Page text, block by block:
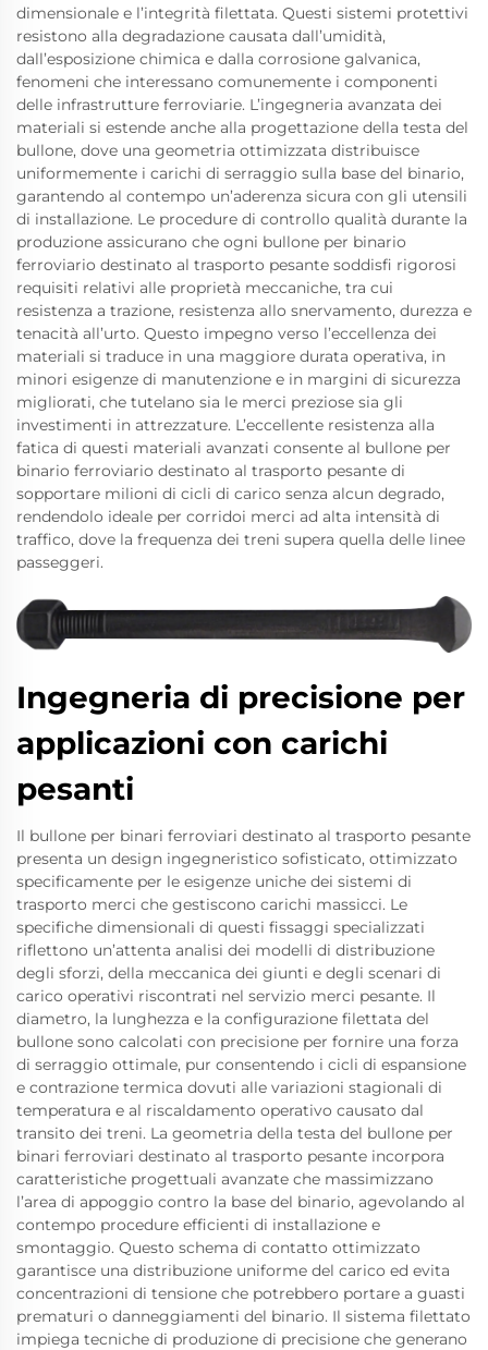
dimensionale e l’integrità filettata. Questi sistemi protettivi
resistono alla degradazione causata dall’umidità,
dall’esposizione chimica e dalla corrosione galvanica,
fenomeni che interessano comunemente i componenti
delle infrastrutture ferroviarie. L’ingegneria avanzata dei
materiali si estende anche alla progettazione della testa del
bullone, dove una geometria ottimizzata distribuisce
uniformemente i carichi di serraggio sulla base del binario,
garantendo al contempo un’aderenza sicura con gli utensili
di installazione. Le procedure di controllo qualità durante la
produzione assicurano che ogni bullone per binario
ferroviario destinato al trasporto pesante soddisfi rigorosi
requisiti relativi alle proprietà meccaniche, tra cui
resistenza a trazione, resistenza allo snervamento, durezza e
tenacità all’urto. Questo impegno verso l’eccellenza dei
materiali si traduce in una maggiore durata operativa, in
minori esigenze di manutenzione e in margini di sicurezza
migliorati, che tutelano sia le merci preziose sia gli
investimenti in attrezzature. L’eccellente resistenza alla
fatica di questi materiali avanzati consente al bullone per
binario ferroviario destinato al trasporto pesante di
sopportare milioni di cicli di carico senza alcun degrado,
rendendolo ideale per corridoi merci ad alta intensità di
traffico, dove la frequenza dei treni supera quella delle linee
passeggeri.
Ingegneria di precisione per
applicazioni con carichi
pesanti
Il bullone per binari ferroviari destinato al trasporto pesante
presenta un design ingegneristico sofisticato, ottimizzato
specificamente per le esigenze uniche dei sistemi di
trasporto merci che gestiscono carichi massicci. Le
specifiche dimensionali di questi fissaggi specializzati
riflettono un’attenta analisi dei modelli di distribuzione
degli sforzi, della meccanica dei giunti e degli scenari di
carico operativi riscontrati nel servizio merci pesante. Il
diametro, la lunghezza e la configurazione filettata del
bullone sono calcolati con precisione per fornire una forza
di serraggio ottimale, pur consentendo i cicli di espansione
e contrazione termica dovuti alle variazioni stagionali di
temperatura e al riscaldamento operativo causato dal
transito dei treni. La geometria della testa del bullone per
binari ferroviari destinato al trasporto pesante incorpora
caratteristiche progettuali avanzate che massimizzano
l’area di appoggio contro la base del binario, agevolando al
contempo procedure efficienti di installazione e
smontaggio. Questo schema di contatto ottimizzato
garantisce una distribuzione uniforme del carico ed evita
concentrazioni di tensione che potrebbero portare a guasti
prematuri o danneggiamenti del binario. Il sistema filettato
impiega tecniche di produzione di precisione che generano